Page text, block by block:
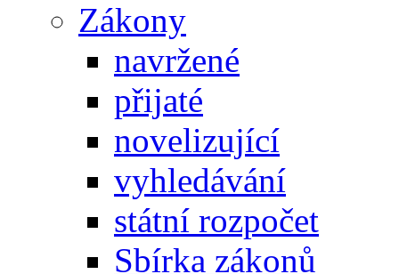
Zákony
navržené
přijaté
novelizující
vyhledávání
státní rozpočet
Sbírka zákonů